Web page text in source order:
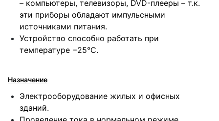
– компьютеры, телевизоры, DVD-плееры – т.к.
эти приборы обладают импульсными
источниками питания.
Устройство способно работать при
температуре −25°С.
Назначение
Электрооборудование жилых и офисных
зданий.